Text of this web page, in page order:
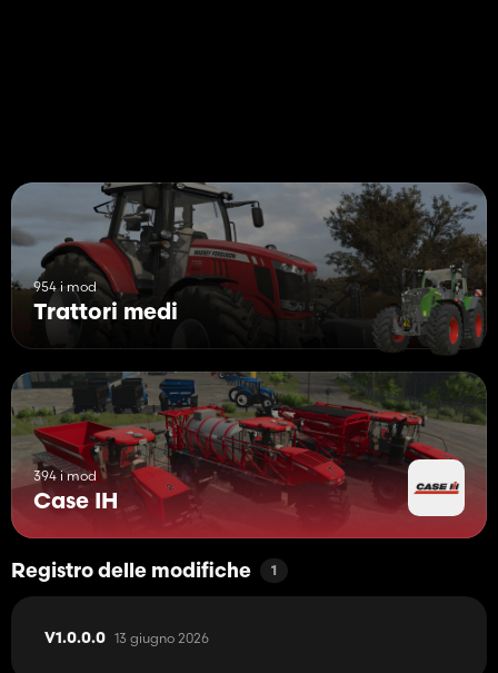
954 i mod
Trattori medi
394 i mod
Case IH
Registro delle modifiche 1
V1.0.0.0 13 giugno 2026